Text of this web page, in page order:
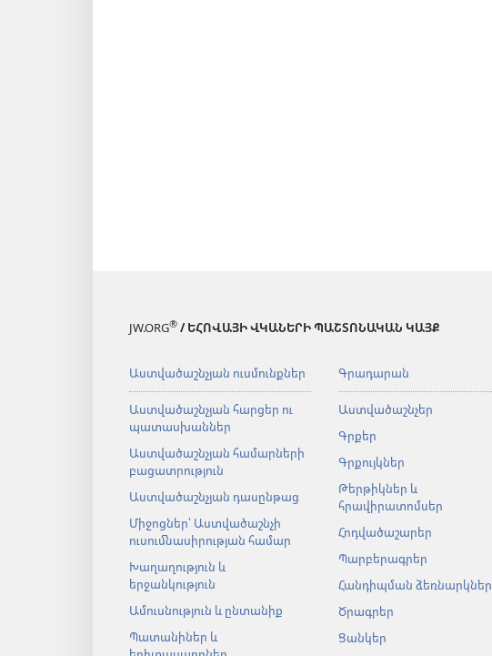
JW.ORG® / ԵՀՈՎԱՅԻ ՎԿԱՆԵՐԻ ՊԱՇՏՈՆԱԿԱՆ ԿԱՅՔ
Աստվածաշնչյան ուսմունքներ
Աստվածաշնչյան հարցեր ու
պատասխաններ
Աստվածաշնչյան համարների
բացատրություն
Աստվածաշնչյան դասընթաց
Միջոցներ՝ Աստվածաշնչի
ուսումնասիրության համար
Խաղաղություն և
երջանկություն
Ամուսնություն և ընտանիք
Պատանիներ և
Գրադարան
Աստվածաշնչեր
Գրքեր
Գրքույկներ
Թերթիկներ և
հրավիրատոմսեր
Հոդվածաշարեր
Պարբերագրեր
Հանդիպման ձեռնարկներ
Ծրագրեր
Ցանկեր